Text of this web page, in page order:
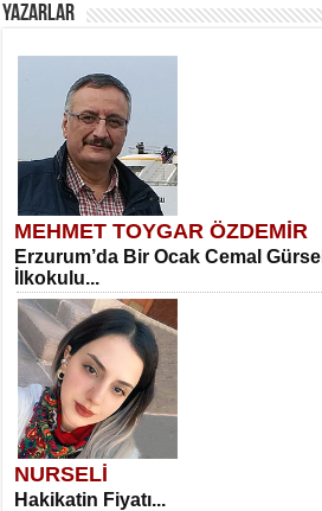
YAZARLAR
MEHMET TOYGAR ÖZDEMİR
Erzurum’da Bir Ocak Cemal Gürsel
İlkokulu...
NURSELİ
Hakikatin Fiyatı...